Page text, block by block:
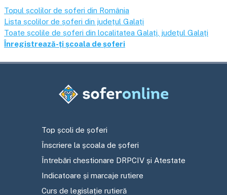
Topul școlilor de șoferi din România
Lista școlilor de șoferi din județul Galați
Toate școlile de șoferi din localitatea Galați , județul Galați
Înregistrează-ți școala de șoferi
Top școli de șoferi
Înscriere la școala de șoferi
Întrebări chestionare DRPCIV și Atestate
Indicatoare și marcaje rutiere
Curs de legislație rutieră